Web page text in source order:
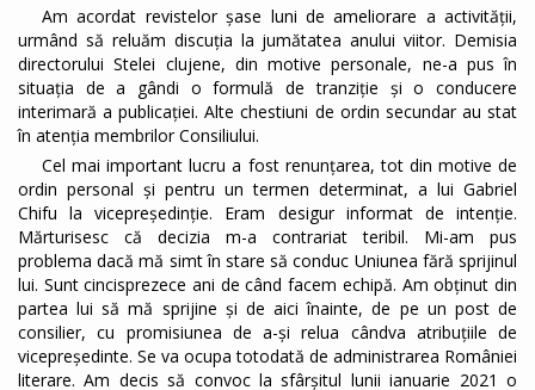
Am acordat revistelor șase luni de ameliorare a activității,
urmând să reluăm discuția la jumătatea anului viitor. Demisia
directorului Stelei clujene, din motive personale, ne-a pus în
situația de a gândi o formulă de tranziție și o conducere
interimară a publicației. Alte chestiuni de ordin secundar au stat
în atenția membrilor Consiliului.
Cel mai important lucru a fost renunțarea, tot din motive de
ordin personal și pentru un termen determinat, a lui Gabriel
Chifu la vicepreședinție. Eram desigur informat de intenție.
Mărturisesc că decizia m-a contrariat teribil. Mi-am pus
problema dacă mă simt în stare să conduc Uniunea fără sprijinul
lui. Sunt cincisprezece ani de când facem echipă. Am obținut din
partea lui să mă sprijine și de aici înainte, de pe un post de
consilier, cu promisiunea de a-și relua cândva atribuțiile de
vicepreședinte. Se va ocupa totodată de administrarea României
literare. Am decis să convoc la sfârșitul lunii ianuarie 2021 o